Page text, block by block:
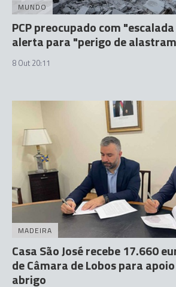
MUNDO
PCP preocupado com
alerta para "perigo de
8 Out 20:11
MADEIRA
Casa São José recebe 17.660
de Câmara de Lobos para
abrigo